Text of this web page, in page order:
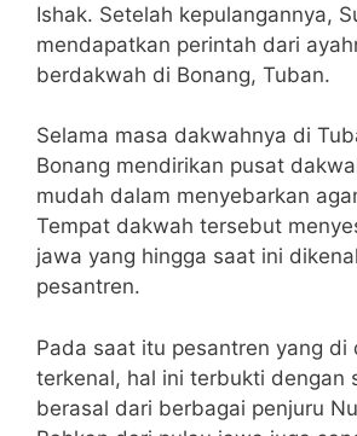
Ishak. Setelah kepulangannya,
mendapatkan perintah dari
berdakwah di Bonang, Tuban.
Selama masa dakwahnya di
Bonang mendirikan pusat
mudah dalam menyebarkan
Tempat dakwah tersebut
jawa yang hingga saat ini
pesantren.
Pada saat itu pesantren yang di
terkenal, hal ini terbukti dengan
berasal dari berbagai penjuru